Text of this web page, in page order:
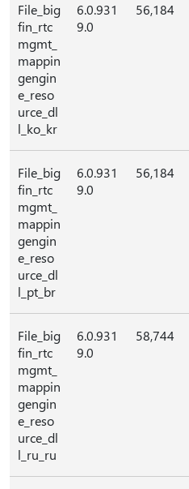
File_big
fin_rtc
mgmt_
mappin
gengin
e_reso
urce_dl
l_ko_kr
6.0.931
9.0
56,184
File_big
fin_rtc
mgmt_
mappin
gengin
e_reso
urce_dl
l_pt_br
6.0.931
9.0
56,184
File_big
fin_rtc
mgmt_
mappin
gengin
e_reso
urce_dl
l_ru_ru
6.0.931
9.0
58,744